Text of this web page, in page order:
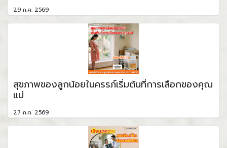
29 ก.ค. 2569
สุขภาพของลูกน้อยในครรภ์เริ่มต้นที่การเลือกของคุณ
แม่
27 ก.ค. 2569